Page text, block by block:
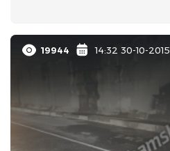
19944 14:32 30-10-2015